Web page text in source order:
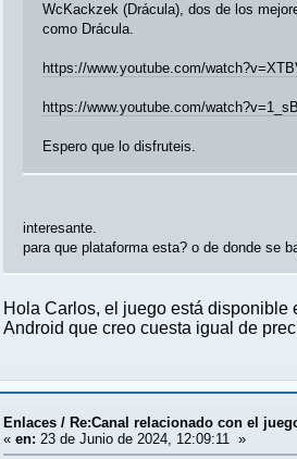
WcKackzek (Drácula), dos de los
como Drácula.
https://www.youtube.com/
https://www.youtube.com/
Espero que lo disfruteis.
interesante.
para que plataforma esta? o de donde se
Hola Carlos, el juego está disponible
Android que creo cuesta igual de
Enlaces /Re:Canal relacionado con el
«en: 23 de Junio de 2024, 12:09:11 »